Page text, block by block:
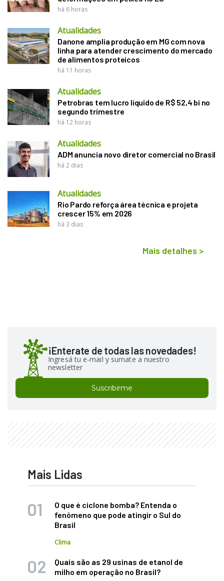
há 6 horas
Atualidades
Danone amplia produção em MG com nova
linha para atender crescimento do mercado
de alimentos proteicos
há 11 horas
Atualidades
Petrobras tem lucro líquido de R$ 52,4 bi no
segundo trimestre
há 12 horas
Atualidades
ADM anuncia novo diretor comercial no Brasil
há 2 dias
Atualidades
Rio Pardo reforça área técnica e projeta
crescer 15% em 2026
há 3 dias
Mais detalhes >
¡Enterate de todas las novedades!
Ingresá tu e-mail y sumate a nuestro
newsletter
Suscribirme
Mais Lidas
O que é ciclone bomba? Entenda o
fenômeno que pode atingir o Sul do
Brasil
Clima
Quais são as 29 usinas de etanol de
milho em operação no Brasil?